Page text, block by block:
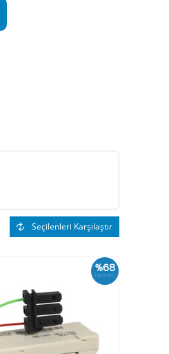
Seçilenleri Karşılaştır
%68
İskonto